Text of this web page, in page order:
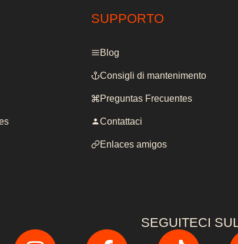
SUPPORTO
Blog
Consigli di mantenimento
Preguntas Frecuentes
Contattaci
Enlaces amigos
SEGUITECI